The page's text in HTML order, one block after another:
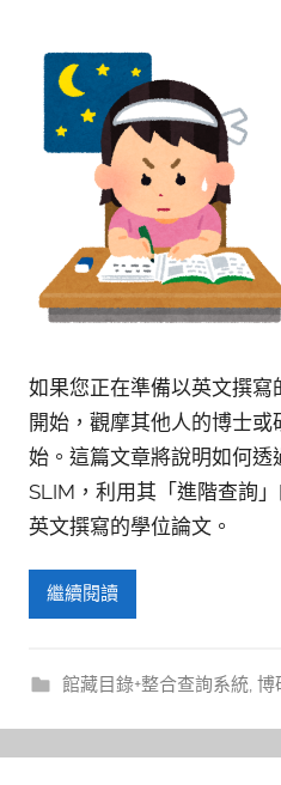
如果您正在準備以英文撰
開始，觀摩其他人的博士
始。這篇文章將說明如何透
SLIM，利用其「進階查詢
英文撰寫的學位論文。
繼續閱讀
館藏目錄+整合查詢系統, 博